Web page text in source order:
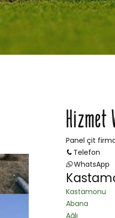
Hizmet
Panel çit
Telefon
WhatsApp
Kastamonu
Abana
Ağlı